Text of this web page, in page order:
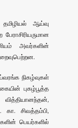
ஆய்வு
அவர்களின்
நிகழ்வுகள்
புகழ்பூத்த
வித்தியானந்தன்,
கா. சிவத்தம்பி,
பெயர்களில்